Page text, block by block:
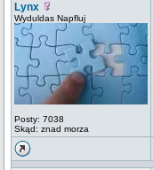
Lynx
Wyduldas Napfluj
Posty: 7038
Skąd: znad morza